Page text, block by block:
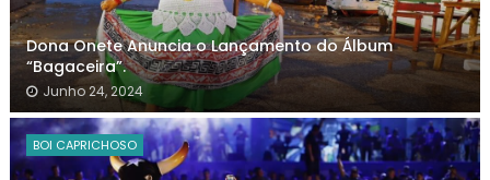
Dona Onete Anuncia o Lançamento do Álbum
“Bagaceira”.
Junho 24, 2024
BOI CAPRICHOSO